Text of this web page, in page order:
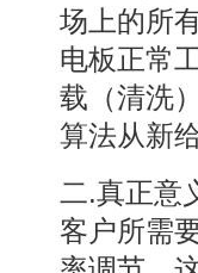
场上的所
电板正常
载（清洗
算法从新
二.真正意
客户所需